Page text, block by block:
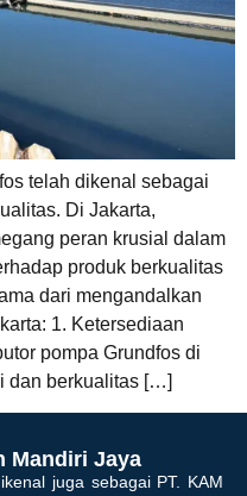
telah dikenal sebagai
Di Jakarta,
peran krusial dalam
produk berkualitas
dari mengandalkan
1. Ketersediaan
pompa Grundfos di
dan berkualitas […]
Mandiri Jaya
juga sebagai PT. KAM